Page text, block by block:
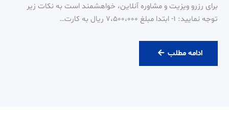
برای رزرو ویزیت و مشاوره آنلاین، خواهشمند است به نکات زیر
توجه نمایید: ۱- ابتدا مبلغ ۷،۵۰۰،۰۰۰ ریال به کارت…
ادامه مطلبرزرو
ویزیت